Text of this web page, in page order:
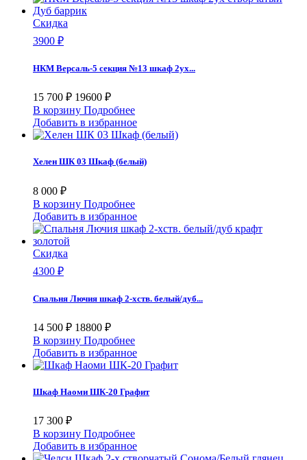
Скидка
3900 ₽
НКМ Версаль-5 секция №13 шкаф 2ух...
15 700 ₽ 19600 ₽
В корзину Подробнее
Добавить в избранное
Хелен ШК 03 Шкаф (белый)
8 000 ₽
В корзину Подробнее
Добавить в избранное
Скидка
4300 ₽
Спальня Лючия шкаф 2-хств. белый/дуб...
14 500 ₽ 18800 ₽
В корзину Подробнее
Добавить в избранное
Шкаф Наоми ШК-20 Графит
17 300 ₽
В корзину Подробнее
Добавить в избранное